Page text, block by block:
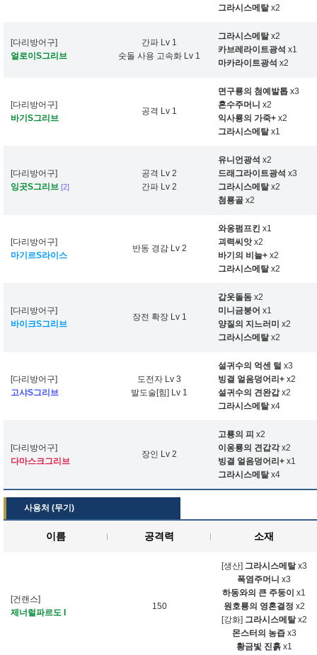
그라시스메탈x2
[다리방어구]
얼로이S그리브
간파 Lv 1
숫돌 사용 고속화 Lv 1
그라시스메탈x2
카브레라이트광석 x1
마카라이트광석 x2
[다리방어구]
바기S그리브
공격 Lv 1
면구룡의 첨예발톱 x3
혼수주머니 x2
익사룡의 가죽+ x2
그라시스메탈x1
[다리방어구]
잉곳S그리브 [2]
공격 Lv 2
간파 Lv 2
유니언광석 x2
드래그라이트광석 x3
그라시스메탈x2
첨룡골 x2
[다리방어구]
마기르S라이스
반동 경감 Lv 2
와옹펌프킨 x1
괴력씨앗x2
바기의 비늘+ x2
그라시스메탈x2
[다리방어구]
바이크S그리브
장전 확장 Lv 1
갑옷돌돔 x2
미니금붕어 x1
양질의 지느러미 x2
그라시스메탈x2
[다리방어구]
고샤S그리브
도전자 Lv 3
발도술[힘] Lv 1
설귀수의 억센 털 x3
빙결 얼음덩어리+ x2
설귀수의 견완갑x2
그라시스메탈x4
[다리방어구]
다마스크그리브
장인 Lv 2
고룡의 피 x2
이옹룡의 견갑각x2
빙결 얼음덩어리+ x1
그라시스메탈x4
사용처 (무기)
이름 공격력 소재
[건랜스]
제너럴파르도 I
150
[생산] 그라시스메탈x3
폭염주머니 x3
하동와의 큰 주둥이 x1
원호룡의 영혼결정 x2
[강화] 그라시스메탈x2
몬스터의 농즙x3
황금빛 진흙x1